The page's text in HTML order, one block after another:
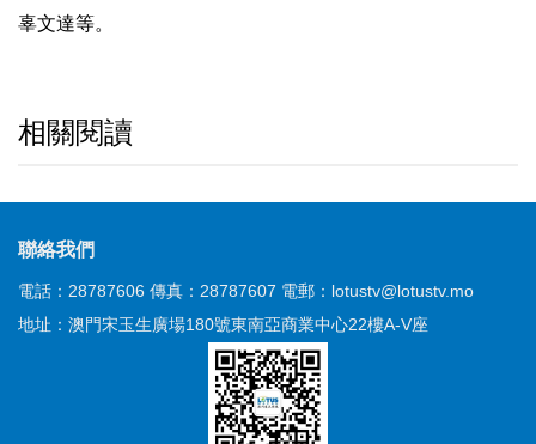
辜文達等。
相關閱讀
聯絡我們
電話：28787606 傳真：28787607 電郵：lotustv@lotustv.mo
地址：澳門宋玉生廣場180號東南亞商業中心22樓A-V座